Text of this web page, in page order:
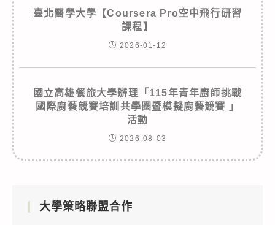
臺北醫學大學【Coursera Pro空中飛行研習
課程】
2026-01-12
國立高雄餐旅大學辦理「115年青年廚師挑戰
國際廚藝競賽培訓共學圈暨模擬廚藝競賽 」
活動
2026-08-03
大學策略聯盟合作